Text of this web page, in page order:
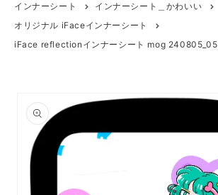
インナーシート
インナーシート＿かわいい
オリジナル iFaceインナーシート
iFace reflectionインナーシート mog 240805_05
報にス
キップ